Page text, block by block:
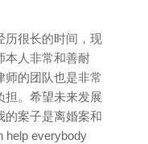
历很长的时间，现
本人非常和善耐
师的团队也是非常
担。希望未来发展
的案子是离婚案和
help everybody